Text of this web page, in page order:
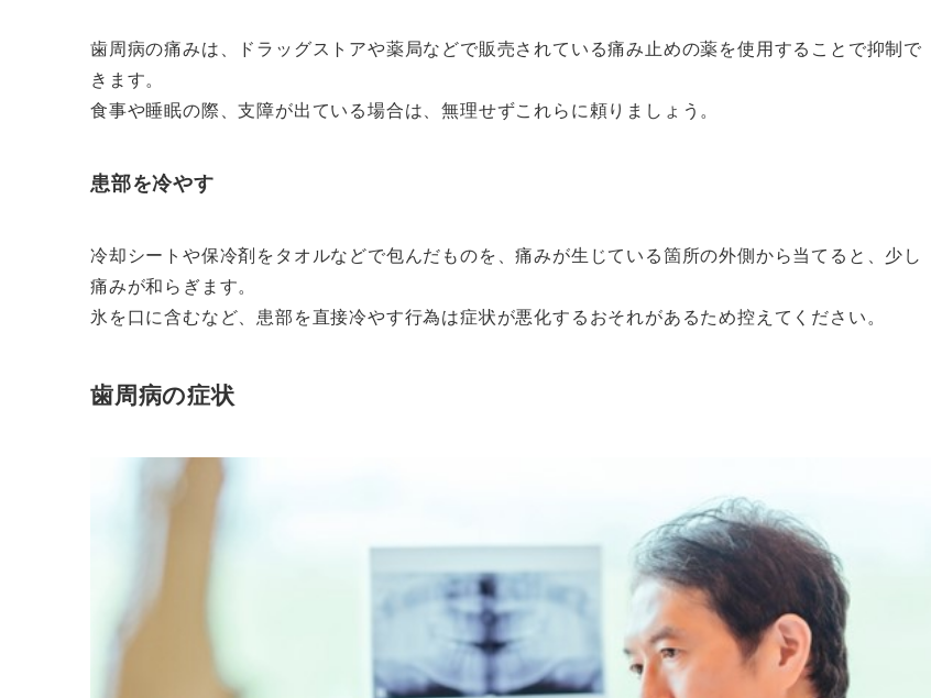
歯周病の痛みは、ドラッグストアや薬局などで販売されている痛み止めの薬を使用することで抑制で
きます。
食事や睡眠の際、支障が出ている場合は、無理せずこれらに頼りましょう。
患部を冷やす
冷却シートや保冷剤をタオルなどで包んだものを、痛みが生じている箇所の外側から当てると、少し
痛みが和らぎます。
氷を口に含むなど、患部を直接冷やす行為は症状が悪化するおそれがあるため控えてください。
歯周病の症状